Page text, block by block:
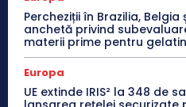
Percheziții în Brazilia,
anchetă privind
materii prime pentru
Europa
UE extinde IRIS² la 348 de